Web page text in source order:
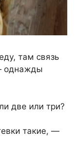
там связь
однажды
две или три?
такие, —